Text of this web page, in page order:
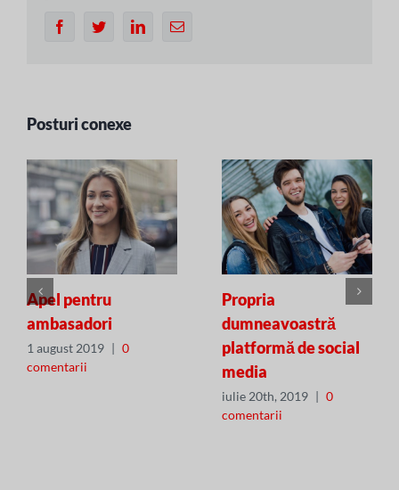
FacebookTwitterLinkedInEmail
Posturi conexe
Apel pentru
ambasadori
1 august 2019 | 0
comentarii
Propria
dumneavoastră
platformă de social
media
iulie 20th, 2019 | 0
comentarii